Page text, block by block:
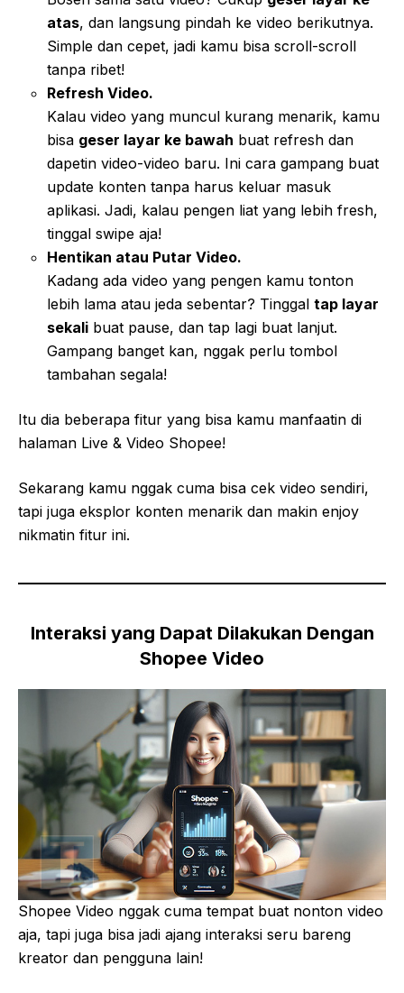
atas, dan langsung pindah ke video berikutnya.
Simple dan cepet, jadi kamu bisa scroll-scroll
tanpa ribet!
Refresh Video.
Kalau video yang muncul kurang menarik, kamu
bisa geser layar ke bawah buat refresh dan
dapetin video-video baru. Ini cara gampang buat
update konten tanpa harus keluar masuk
aplikasi. Jadi, kalau pengen liat yang lebih fresh,
tinggal swipe aja!
Hentikan atau Putar Video.
Kadang ada video yang pengen kamu tonton
lebih lama atau jeda sebentar? Tinggal tap layar
sekali buat pause, dan tap lagi buat lanjut.
Gampang banget kan, nggak perlu tombol
tambahan segala!
Itu dia beberapa fitur yang bisa kamu manfaatin di
halaman Live & Video Shopee!
Sekarang kamu nggak cuma bisa cek video sendiri,
tapi juga eksplor konten menarik dan makin enjoy
nikmatin fitur ini.
Interaksi yang Dapat Dilakukan Dengan
Shopee Video
Shopee Video nggak cuma tempat buat nonton video
aja, tapi juga bisa jadi ajang interaksi seru bareng
kreator dan pengguna lain!